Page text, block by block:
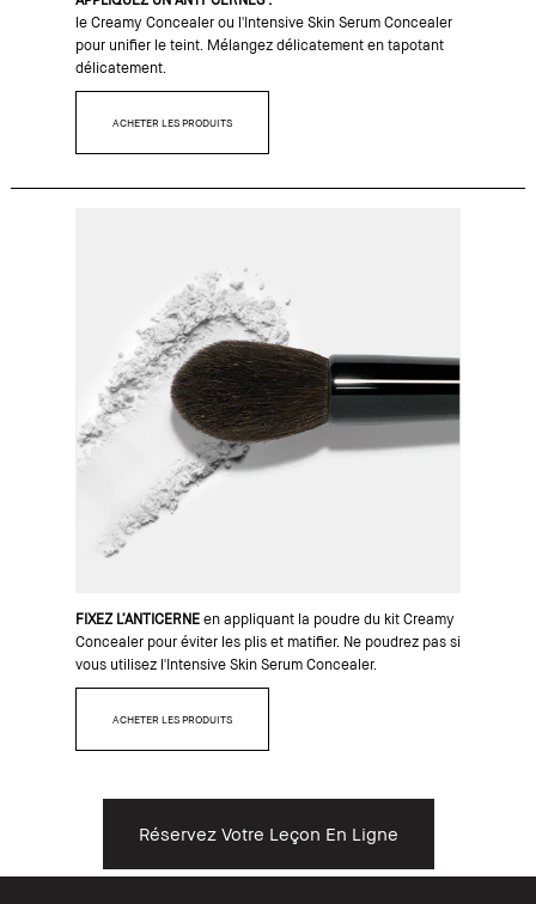
le Creamy Concealer ou l'Intensive Skin Serum Concealer
pour unifier le teint. Mélangez délicatement en tapotant
délicatement.
ACHETER LES PRODUITS
FIXEZ L’ANTICERNEen appliquant la poudre du kit Creamy
Concealer pour éviter les plis et matifier. Ne poudrez pas si
vous utilisez l'Intensive Skin Serum Concealer.
ACHETER LES PRODUITS
Réservez Votre Leçon En Ligne